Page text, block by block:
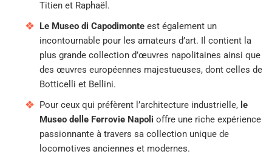
Titien et Raphaël.
Le Museo di Capodimonte est également un
incontournable pour les amateurs d’art. Il contient la
plus grande collection d’œuvres napolitaines ainsi que
des œuvres européennes majestueuses, dont celles de
Botticelli et Bellini.
Pour ceux qui préfèrent l’architecture industrielle, le
Museo delle Ferrovie Napoli offre une riche expérience
passionnante à travers sa collection unique de
locomotives anciennes et modernes.